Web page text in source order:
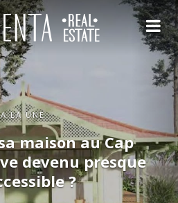
A LA UNE
maison au Cap
devenu presque
?